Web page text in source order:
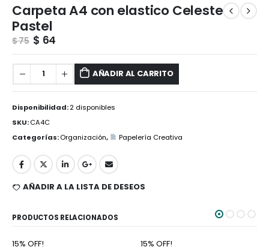
Carpeta A4 con elastico Celeste
Pastel
$75 $ 64
AÑADIR AL CARRITO
Disponibilidad:2 disponibles
SKU:CA4C
Categorías:Organización, Papelería Creativa
AÑADIR A LA LISTA DE DESEOS
PRODUCTOS RELACIONADOS
15% OFF! 15% OFF!